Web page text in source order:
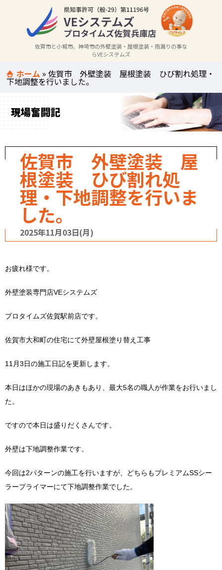
佐賀市と小城市、神埼市の外壁塗装・屋根塗装・雨漏りの事な
らVEシステムズ
ホーム »佐賀市 外壁塗装 屋根塗装 ひび割れ処理・
下地調整を行いました。
現場奮闘記
佐賀市 外壁塗装 屋
根塗装 ひび割れ処
理・下地調整を行いま
した。
2025年11月03日(月)
お疲れ様です。
外壁塗装専門店VEシステムズ
プロタイムズ佐賀駅前店です。
佐賀市大和町の住宅にて外壁屋根塗り替え工事
11月3日の施工日記を更新します。
本日はほかの現場のあきもあり、最大5名の職人が作業をお行いまし
た。
ですので本日は盛りだくさんです。
外壁は下地調整作業です。
今回は2パターンの施工を行いますが、どちらもプレミアムSSシー
ラープライマーにて下地調整作業でした。